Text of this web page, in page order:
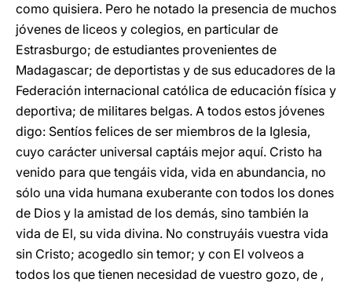
como quisiera. Pero he notado la presencia de muchos
jóvenes de liceos y colegios, en particular de
Estrasburgo; de estudiantes provenientes de
Madagascar; de deportistas y de sus educadores de la
Federación internacional católica de educación física y
deportiva; de militares belgas. A todos estos jóvenes
digo: Sentíos felices de ser miembros de la Iglesia,
cuyo carácter universal captáis mejor aquí. Cristo ha
venido para que tengáis vida, vida en abundancia, no
sólo una vida humana exuberante con todos los dones
de Dios y la amistad de los demás, sino también la
vida de El, su vida divina. No construyáis vuestra vida
sin Cristo; acogedlo sin temor; y con El volveos a
todos los que tienen necesidad de vuestro gozo, de ,